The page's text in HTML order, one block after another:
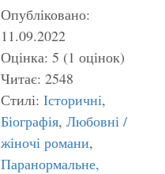
Опубліковано:
11.09.2022
Оцінка: 5 (1 оцінок)
Читає: 2548
Стилі: Історичні,
Біографія, Любовні /
жіночі романи,
Паранормальне,